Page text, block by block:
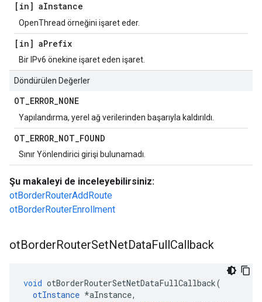
[in] aInstance
OpenThread örneğini işaret eder.
[in] aPrefix
Bir IPv6 önekine işaret eden işaret.
Döndürülen Değerler
OT_ERROR_NONE
Yapılandırma, yerel ağ verilerinden başarıyla kaldırıldı.
OT_ERROR_NOT_FOUND
Sınır Yönlendirici girişi bulunamadı.
Şu makaleyi de inceleyebilirsiniz:
otBorderRouterAddRoute
otBorderRouterEnrollment
otBorderRouterSetNetDataFullCallback
void otBorderRouterSetNetDataFullCallback(
otInstance *aInstance,